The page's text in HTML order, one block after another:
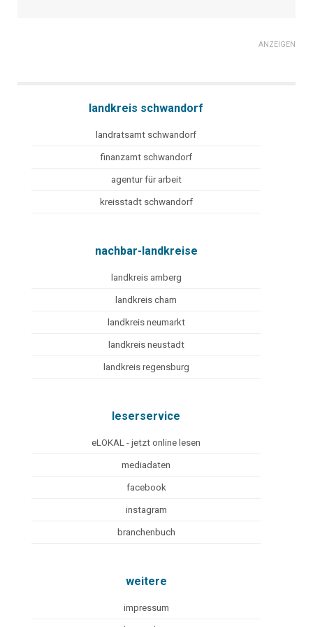
ANZEIGEN
landkreis schwandorf
landratsamt schwandorf
finanzamt schwandorf
agentur für arbeit
kreisstadt schwandorf
nachbar-landkreise
landkreis amberg
landkreis cham
landkreis neumarkt
landkreis neustadt
landkreis regensburg
leserservice
eLOKAL - jetzt online lesen
mediadaten
facebook
instagram
branchenbuch
weitere
impressum